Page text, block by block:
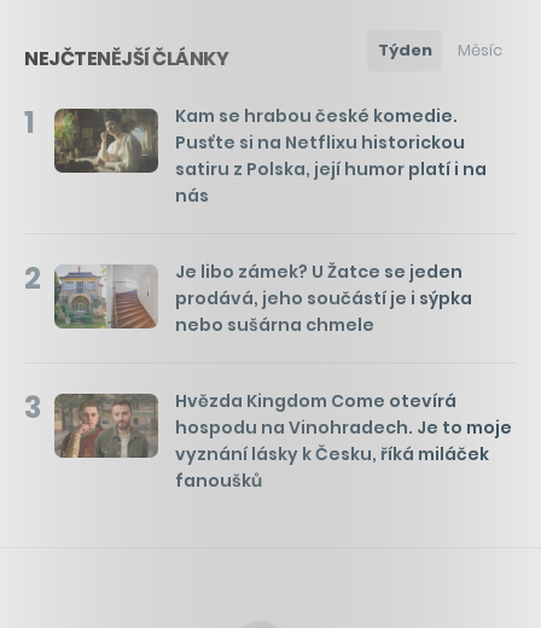
NEJČTENĚJŠÍ ČLÁNKY Týden Měsíc
1
Kam se hrabou české komedie.
Pusťte si na Netflixu historickou
satiru z Polska, její humor platí i na
nás
2
Je libo zámek? U Žatce se jeden
prodává, jeho součástí je i sýpka
nebo sušárna chmele
3
Hvězda Kingdom Come otevírá
hospodu na Vinohradech. Je to moje
vyznání lásky k Česku, říká miláček
fanoušků